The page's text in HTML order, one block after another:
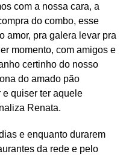
com a nossa cara, a
do combo, esse
amor, pra galera levar pra
momento, com amigos e
certinho do nosso
do amado pão
quiser ter aquele
Renata.
e enquanto durarem
da rede e pelo